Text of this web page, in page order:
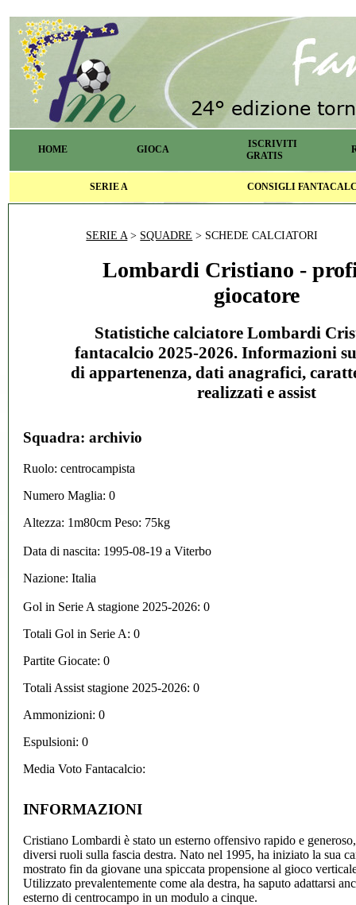
HOME GIOCA
ISCRIVITI
GRATIS
SERIE A CONSIGLI
SERIE A> SQUADRE > SCHEDE CALCIATORI
Lombardi Cristiano -
giocatore
Statistiche calciatore Lombardi
fantacalcio 2025-2026. Informazioni
di appartenenza, dati anagrafici,
realizzati e assist
Squadra: archivio
Ruolo: centrocampista
Numero Maglia: 0
Altezza: 1m80cm Peso: 75kg
Data di nascita: 1995-08-19 a Viterbo
Nazione: Italia
Gol in Serie A stagione 2025-2026: 0
Totali Gol in Serie A: 0
Partite Giocate: 0
Totali Assist stagione 2025-2026: 0
Ammonizioni: 0
Espulsioni: 0
Media Voto Fantacalcio:
INFORMAZIONI
Cristiano Lombardi è stato un esterno offensivo rapido e
diversi ruoli sulla fascia destra. Nato nel 1995, ha iniziato la sua
mostrato fin da giovane una spiccata propensione al gioco
Utilizzato prevalentemente come ala destra, ha saputo adattarsi
esterno di centrocampo in un modulo a cinque.